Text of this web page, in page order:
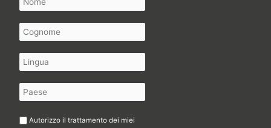
Autorizzo il trattamento dei miei